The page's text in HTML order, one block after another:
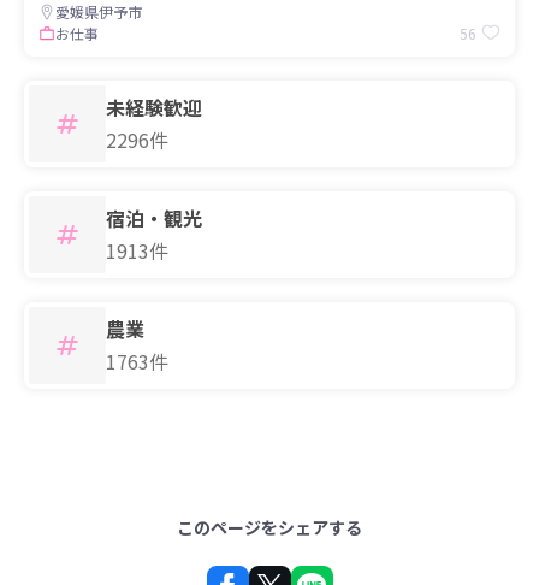
愛媛県伊予市
お仕事
56
未経験歓迎
2296件
宿泊・観光
1913件
農業
1763件
このページをシェアする